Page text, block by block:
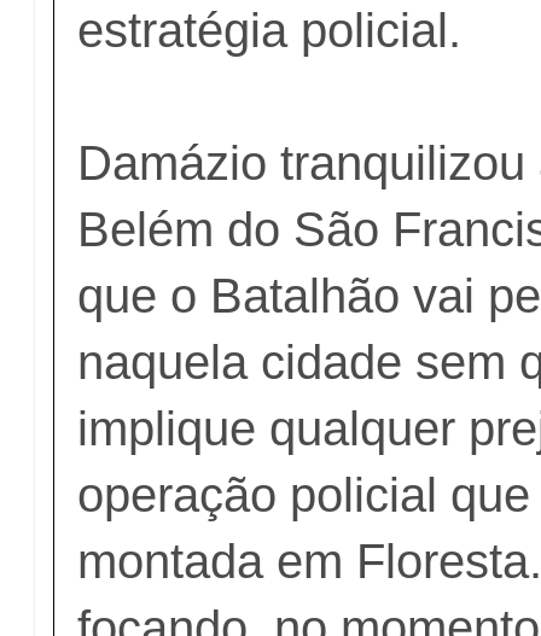
estratégia policial.
Damázio
Belém do São
que o Batalhão vai
naquela cidade sem
implique qualquer
operação policial
montada em